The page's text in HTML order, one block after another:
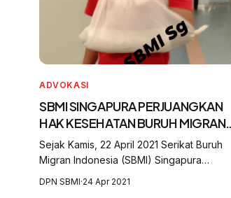
ADVOKASI
SBMI SINGAPURA PERJUANGKAN
HAK KESEHATAN BURUH MIGRAN
SAKIT
Sejak Kamis, 22 April 2021 Serikat Buruh
Migran Indonesia (SBMI) Singapura
migran indonesia yang diduga mengalami
DPN SBMI·24 Apr 2021